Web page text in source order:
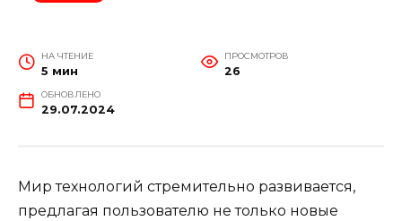
НА ЧТЕНИЕ
5 мин
ПРОСМОТРОВ
26
ОБНОВЛЕНО
29.07.2024
Мир технологий стремительно развивается,
предлагая пользователю не только новые